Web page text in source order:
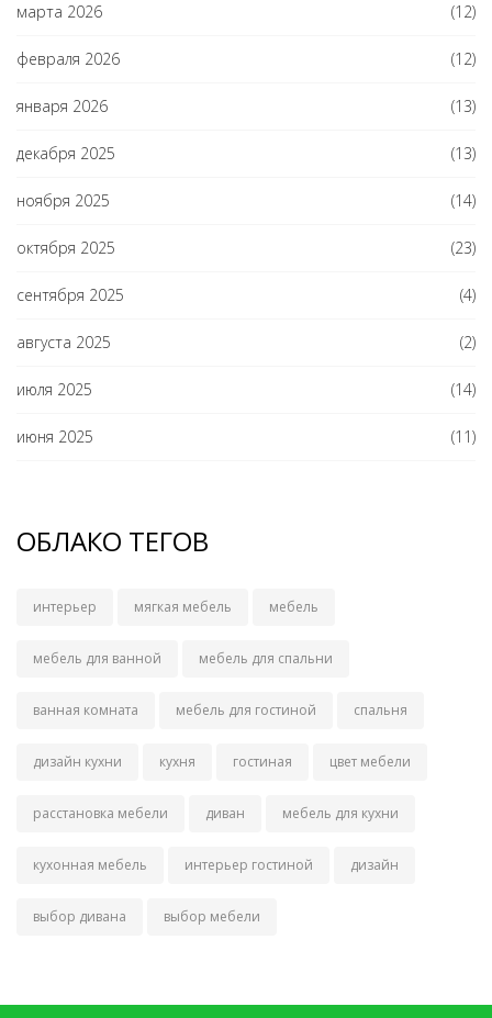
марта 2026 (12)
февраля 2026 (12)
января 2026 (13)
декабря 2025 (13)
ноября 2025 (14)
октября 2025 (23)
сентября 2025 (4)
августа 2025 (2)
июля 2025 (14)
июня 2025 (11)
ОБЛАКО ТЕГОВ
интерьер мягкая мебель мебель
мебель для ванной мебель для спальни
ванная комната мебель для гостиной спальня
дизайн кухни кухня гостиная цвет мебели
расстановка мебели диван мебель для кухни
кухонная мебель интерьер гостиной дизайн
выбор дивана выбор мебели